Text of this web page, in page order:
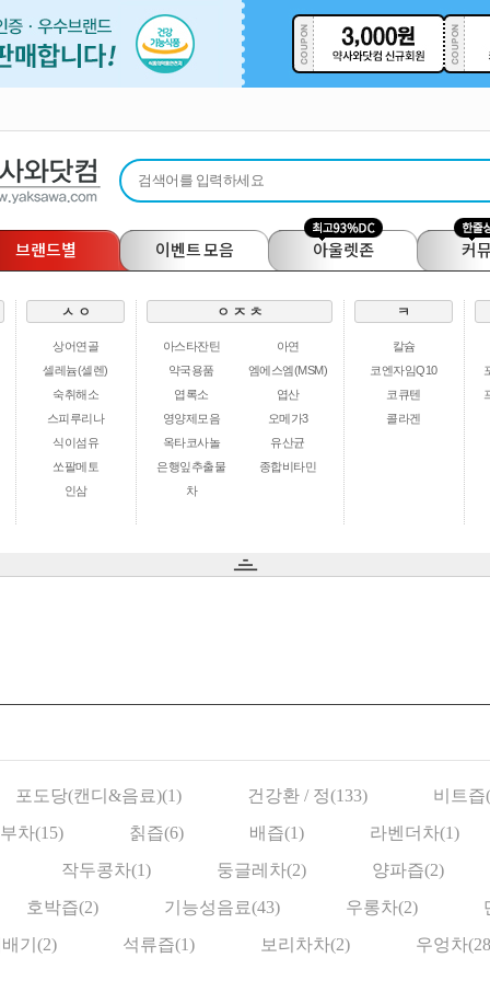
브랜드별 이벤트 모음 아울렛존 커
ㅅ ㅇ
상어연골
셀레늄(셀렌)
숙취해소
스피루리나
식이섬유
쏘팔메토
인삼
ㅇ ㅈ ㅊ
아스타잔틴
아연
약국용품
엠에스엠(MSM)
엽록소
엽산
영양제모음
오메가3
옥타코사놀
유산균
은행잎추출물
종합비타민
차
ㅋ
칼슘
코엔자임Q10
코큐텐
콜라겐
포도당(캔디&음료)(1) 건강환 / 정(133) 비트즙
차(15) 칡즙(6) 배즙(1) 라벤더차(1)
작두콩차(1) 둥글레차(2) 양파즙(2)
호박즙(2) 기능성음료(43) 우롱차(2)
기(2) 석류즙(1) 보리차차(2) 우엉차